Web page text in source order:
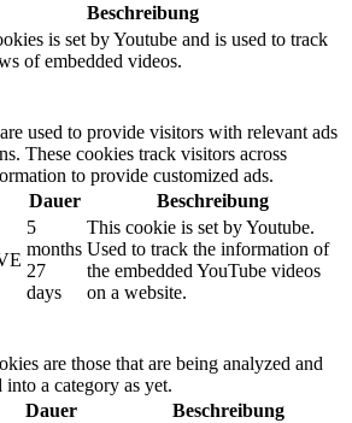
Beschreibung
is set by Youtube and is used to track
of embedded videos.
used to provide visitors with relevant ads
These cookies track visitors across
to provide customized ads.
Dauer Beschreibung
5
months
27
days
This cookie is set by Youtube.
Used to track the information of
the embedded YouTube videos
on a website.
are those that are being analyzed and
a category as yet.
Dauer Beschreibung